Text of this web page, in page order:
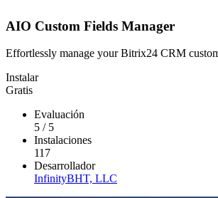
AIO Custom Fields Manager
Effortlessly manage your Bitrix24 CRM
Instalar
Gratis
Evaluación
5 / 5
Instalaciones
117
Desarrollador
InfinityBHT, LLC